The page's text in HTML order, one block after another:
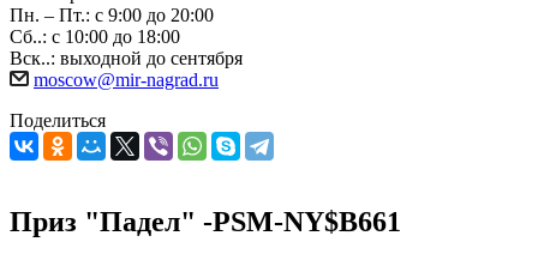
Пн. – Пт.: с 9:00 до 20:00
Сб..: с 10:00 до 18:00
Вск..: выходной до сентября
moscow@mir-nagrad.ru
Поделиться
Приз "Падел" -PSM-NY$B661